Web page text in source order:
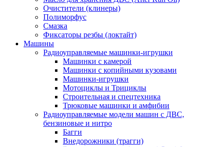
Очистители (клинеры)
Полиморфус
Смазка
Фиксаторы резбы (локтайт)
Машины
Радиоуправляемые машинки-игрушки
Машинки с камерой
Машинки с копийными кузовами
Машинки-игрушки
Мотоциклы и Трициклы
Строительная и спецтехника
Трюковые машинки и амфибии
Радиоуправляемые модели машин с ДВС,
бензиновые и нитро
Багги
Внедорожники (трагги)